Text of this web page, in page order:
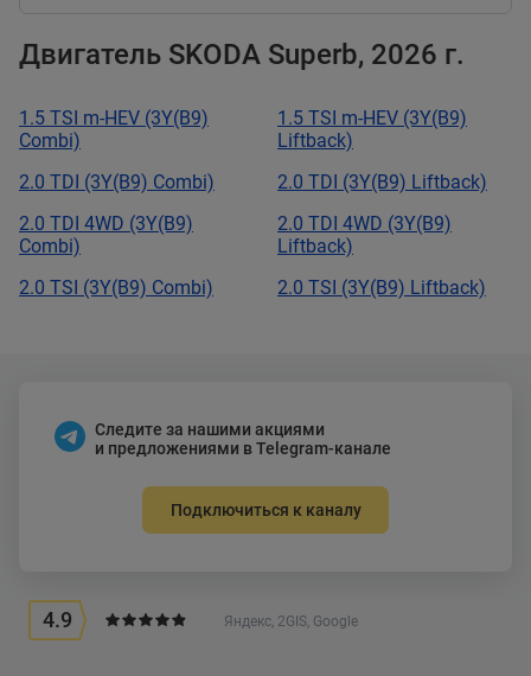
Двигатель SKODA Superb, 2026 г.
1.5 TSI m-HEV (3Y(B9)
Combi)
1.5 TSI m-HEV (3Y(B9)
Liftback)
2.0 TDI (3Y(B9) Combi)
2.0 TDI (3Y(B9) Liftback)
2.0 TDI 4WD (3Y(B9)
Combi)
2.0 TDI 4WD (3Y(B9)
Liftback)
2.0 TSI (3Y(B9) Combi)
2.0 TSI (3Y(B9) Liftback)
Следите за нашими акциями
и предложениями в Telegram-канале
Подключиться к каналу
4.9 Яндекс, 2GIS, Google